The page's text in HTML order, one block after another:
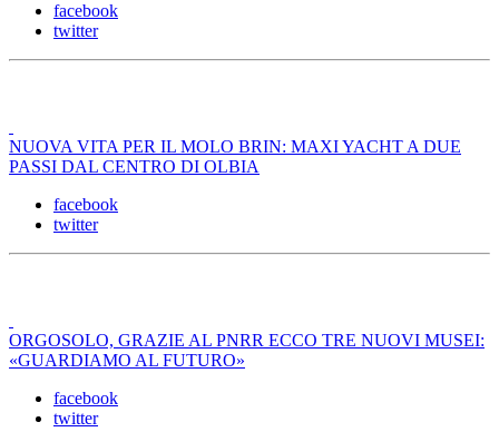
facebook
twitter
NUOVA VITA PER IL MOLO BRIN: MAXI YACHT A DUE
PASSI DAL CENTRO DI OLBIA
facebook
twitter
ORGOSOLO, GRAZIE AL PNRR ECCO TRE NUOVI MUSEI:
«GUARDIAMO AL FUTURO»
facebook
twitter